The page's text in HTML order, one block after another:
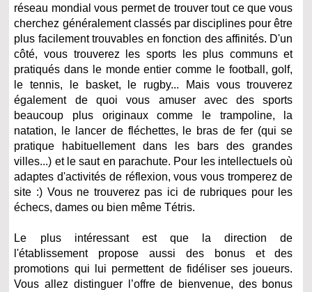
réseau mondial vous permet de trouver tout ce que vous
cherchez généralement classés par disciplines pour être
plus facilement trouvables en fonction des affinités. D'un
côté, vous trouverez les sports les plus communs et
pratiqués dans le monde entier comme le football, golf,
le tennis, le basket, le rugby... Mais vous trouverez
également de quoi vous amuser avec des sports
beaucoup plus originaux comme le trampoline, la
natation, le lancer de fléchettes, le bras de fer (qui se
pratique habituellement dans les bars des grandes
villes...) et le saut en parachute. Pour les intellectuels où
adaptes d'activités de réflexion, vous vous tromperez de
site :) Vous ne trouverez pas ici de rubriques pour les
échecs, dames ou bien même Tétris.
Le plus intéressant est que la direction de
l'établissement propose aussi des bonus et des
promotions qui lui permettent de fidéliser ses joueurs.
Vous allez distinguer l’offre de bienvenue, des bonus